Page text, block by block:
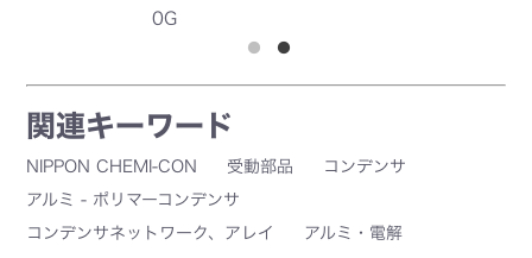
0G
関連キーワード
NIPPON CHEMI-CON 受動部品
コンデンサ
アルミ - ポリマーコンデンサ
コンデンサネットワーク、アレイ
アルミ・電解